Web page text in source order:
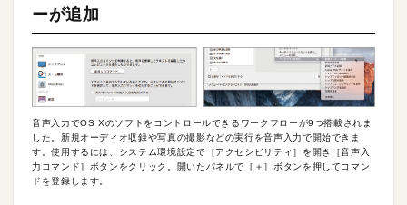
ーが追加
音声入力でOS Xのソフトをコントロールできるワークフローが9つ搭載されま
した。新規オーディオ収録や写真の撮影などの実行を音声入力で開始できま
す。使用するには、システム環境設定で［アクセシビリティ］を開き［音声入
力コマンド］ボタンをクリック。開いたパネルで［＋］ボタンを押してコマン
ドを登録します。